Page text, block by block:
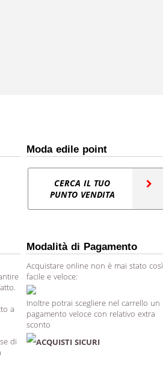
Moda edile point
CERCA IL TUO
PUNTO VENDITA
a
di
Modalità di Pagamento
Acquistare online non è mai stato così
facile e veloce:
Inoltre potrai scegliere nel carrello un
pagamento veloce con relativo extra
sconto
ACQUISTI SICURI